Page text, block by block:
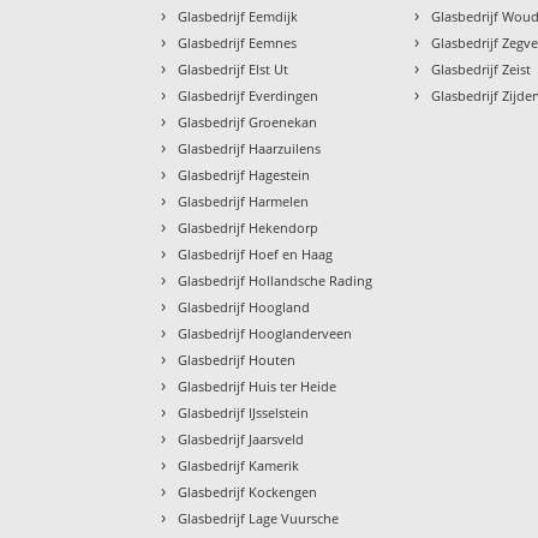
› Glasbedrijf Eemdijk
› Glasbedrijf Eemnes
› Glasbedrijf Elst Ut
› Glasbedrijf Everdingen
› Glasbedrijf Groenekan
› Glasbedrijf Haarzuilens
› Glasbedrijf Hagestein
› Glasbedrijf Harmelen
› Glasbedrijf Hekendorp
› Glasbedrijf Hoef en Haag
› Glasbedrijf Hollandsche Rading
› Glasbedrijf Hoogland
› Glasbedrijf Hooglanderveen
› Glasbedrijf Houten
› Glasbedrijf Huis ter Heide
› Glasbedrijf IJsselstein
› Glasbedrijf Jaarsveld
› Glasbedrijf Kamerik
› Glasbedrijf Kockengen
› Glasbedrijf Lage Vuursche
› Glasbedrijf
› Glasbedrijf
› Glasbedrijf Zeist
› Glasbedrijf